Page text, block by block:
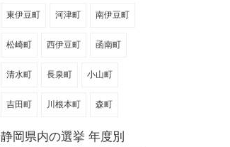
東伊豆町 河津町 南伊豆町
松崎町 西伊豆町 函南町
清水町 長泉町 小山町
吉田町 川根本町 森町
静岡県内の選挙 年度別